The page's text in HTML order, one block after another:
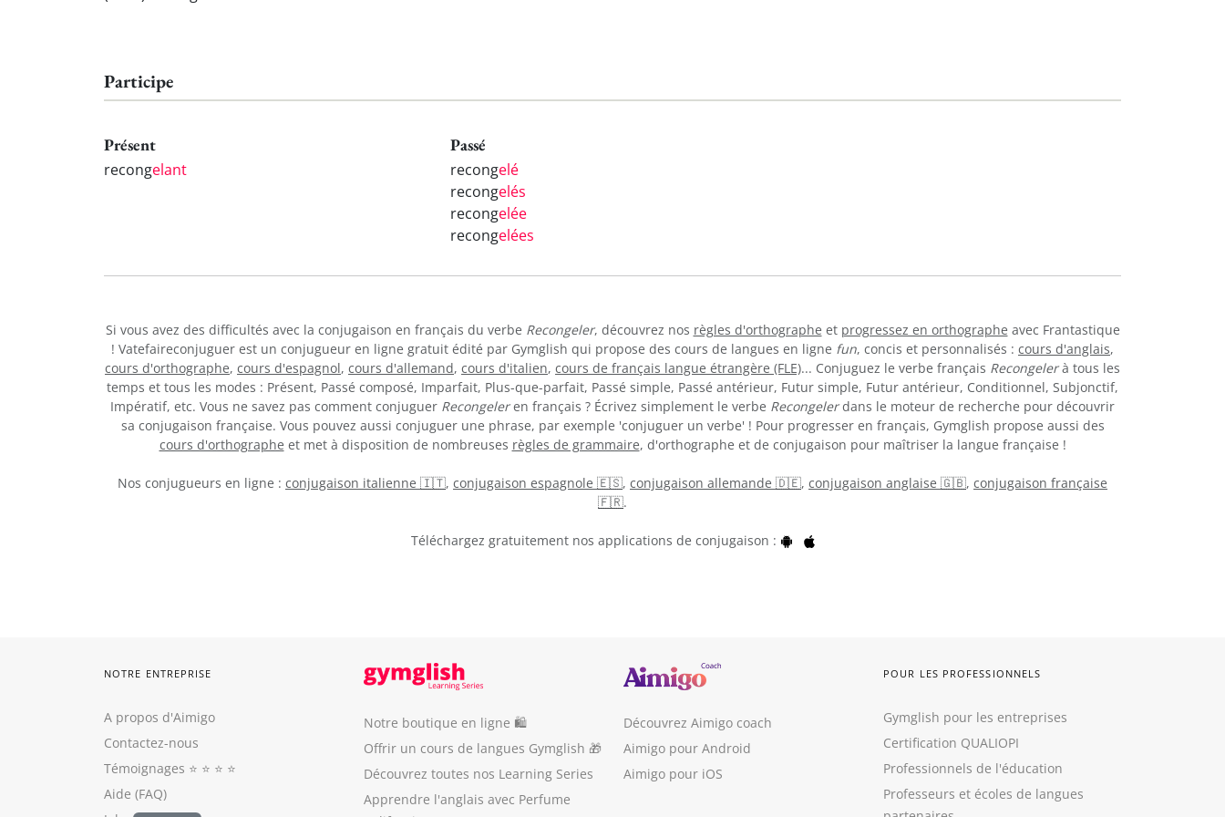
Participe
Présent
recongelant
Passé
recongelé
recongelés
recongelée
recongelées
Si vous avez des difficultés avec la conjugaison en français du verbe Recongeler, découvrez nos règles d'orthographe et progressez en orthographe avec Frantastique
! Vatefaireconjuguer est un conjugueur en ligne gratuit édité par Gymglish qui propose des cours de langues en ligne fun, concis et personnalisés : cours d'anglais,
cours d'orthographe, cours d'espagnol, cours d'allemand, cours d'italien, cours de français langue étrangère (FLE)... Conjuguez le verbe français Recongelerà tous les
temps et tous les modes : Présent, Passé composé, Imparfait, Plus-que-parfait, Passé simple, Passé antérieur, Futur simple, Futur antérieur, Conditionnel, Subjonctif,
Impératif, etc. Vous ne savez pas comment conjuguer Recongeleren français ? Écrivez simplement le verbe Recongelerdans le moteur de recherche pour découvrir
sa conjugaison française. Vous pouvez aussi conjuguer une phrase, par exemple 'conjuguer un verbe' ! Pour progresser en français, Gymglish propose aussi des
cours d'orthographe et met à disposition de nombreuses règles de grammaire, d'orthographe et de conjugaison pour maîtriser la langue française !
Nos conjugueurs en ligne : conjugaison italienne 🇮🇹, conjugaison espagnole 🇪🇸, conjugaison allemande 🇩🇪, conjugaison anglaise 🇬🇧, conjugaison française
🇫🇷.
Téléchargez gratuitement nos applications de conjugaison :
NOTRE ENTREPRISE
A propos d'Aimigo
Contactez-nous
Témoignages ⭐️ ⭐️ ⭐️ ⭐️
Aide (FAQ)
Notre boutique en ligne 🛍
Offrir un cours de langues Gymglish 🎁
Découvrez toutes nos Learning Series
Apprendre l'anglais avec Perfume
Découvrez Aimigo coach
Aimigo pour Android
Aimigo pour iOS
POUR LES PROFESSIONNELS
Gymglish pour les entreprises
Certification QUALIOPI
Professionnels de l'éducation
Professeurs et écoles de langues